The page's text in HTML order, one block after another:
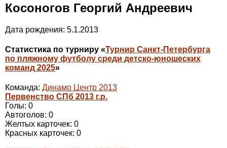
Косоногов Георгий Андреевич
Дата рождения: 5.1.2013
Статистика по турниру «Турнир Санкт-Петербурга
по пляжному футболу среди детско-юношеских
команд 2025»
Команда: Динамо Центр 2013
Первенство СПб 2013 г.р.
Голы: 0
Автоголов: 0
Желтых карточек: 0
Красных карточек: 0